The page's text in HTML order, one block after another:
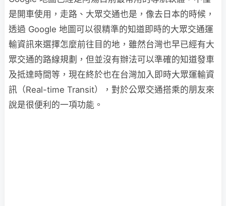
是開車使用，走路、大眾交通也是，像去日本的時候，
透過 Google 地圖可以很精準的知道即時的大眾交通運
輸資訊來選擇怎麼前往目的地，雖然台灣也早已經有大
眾交通的路線規劃，但並沒有辦法可以準確的知道發車
及抵達時間等，現在終於也在台灣加入即時大眾運輸資
訊（Real-time Transit），對於公眾交通搭乘的朋友來
說是很便利的一項功能。